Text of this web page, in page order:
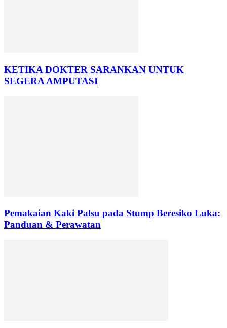
KETIKA DOKTER SARANKAN UNTUK
SEGERA AMPUTASI
Pemakaian Kaki Palsu pada Stump Beresiko Luka:
Panduan & Perawatan